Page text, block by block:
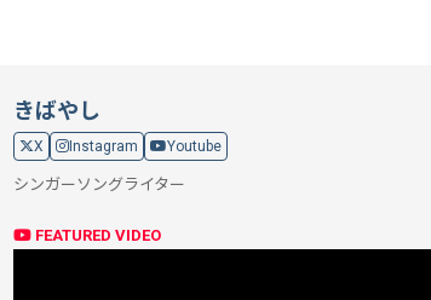
きばやし
X Instagram Youtube
シンガーソングライター
FEATURED VIDEO